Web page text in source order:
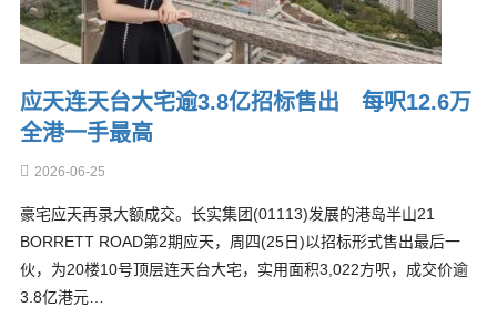
应天连天台大宅逾3.8亿招标售出 每呎12.6万
全港一手最高
2026-06-25
豪宅应天再录大额成交。长实集团(01113)发展的港岛半山21
BORRETT ROAD第2期应天，周四(25日)以招标形式售出最后一
伙，为20楼10号顶层连天台大宅，实用面积3,022方呎，成交价逾
3.8亿港元…